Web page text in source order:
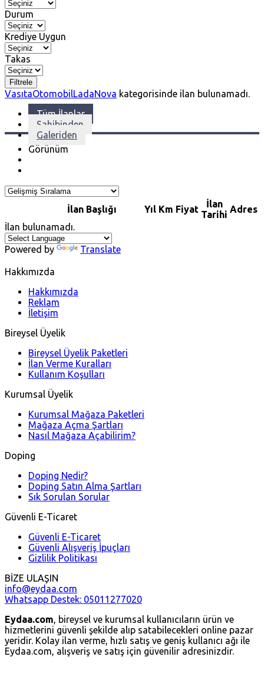
Durum
Krediye Uygun
Takas
Filtrele
VasıtaOtomobilLadaNova kategorisinde ilan bulunamadı.
Tüm İlanlar
Sahibinden
Galeriden
Görünüm
İlan Başlığı Yıl Km Fiyat
İlan
Tarihi Adres
İlan bulunamadı.
Powered by Translate
Hakkımızda
Hakkımızda
Reklam
İletişim
Bireysel Üyelik
Bireysel Üyelik Paketleri
İlan Verme Kuralları
Kullanım Koşulları
Kurumsal Üyelik
Kurumsal Mağaza Paketleri
Mağaza Açma Şartları
Nasıl Mağaza Açabilirim?
Doping
Doping Nedir?
Doping Satın Alma Şartları
Sık Sorulan Sorular
Güvenli E-Ticaret
Güvenli E-Ticaret
Güvenli Alışveriş İpuçları
Gizlilik Politikası
BİZE ULAŞIN
info@eydaa.com
Whatsapp Destek: 05011277020
Eydaa.com, bireysel ve kurumsal kullanıcıların ürün ve
hizmetlerini güvenli şekilde alıp satabilecekleri online pazar
yeridir. Kolay ilan verme, hızlı satış ve geniş kullanıcı ağı ile
Eydaa.com, alışveriş ve satış için güvenilir adresinizdir.